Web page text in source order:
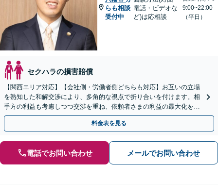
らも相談
受付中
電話・ビデオな
ど)は応相談
9:00~22:00
（平日）
セクハラの損害賠償
【関西エリア対応】【会社側・労働者側どちらも対応】お互いの立場
を熟知した和解交渉により、多角的な視点で折り合いを付けます。相
手方の利益も考慮しつつ交渉を重ね、依頼者さまの利益の最大化を目
指す「不当解雇／労災の損害賠償請求／未払い残業代請求」
料金表を見る
電話でお問い合わせ メールでお問い合わせ